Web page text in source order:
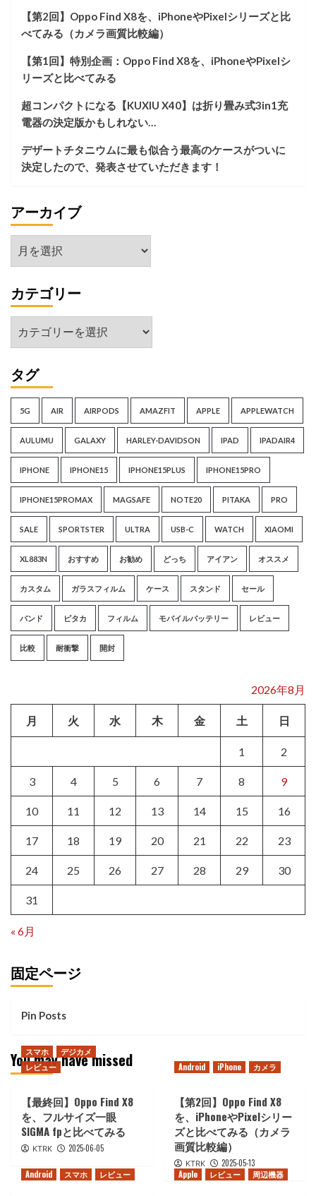
10K
Lite）
な
ゲ
ミ
ン
グ
ノ
ー
ト
ROG
Zephyrus
凄
い！
【第2回】Oppo Find X8を、iPhoneやPixelシリーズと比
べてみる（カメラ画質比較編）
【第1回】特別企画：Oppo Find X8を、iPhoneやPixelシ
リーズと比べてみる
超コンパクトになる【KUXIU X40】は折り畳み式3in1充
電器の決定版かもしれない…
デザートチタニウムに最も似合う最高のケースがついに
決定したので、発表させていただきます！
アーカイブ
ア
ー
イ
ブ
カテゴリー
テ
リ
ー
タグ
5G AIR AIRPODS AMAZFIT APPLE APPLEWATCH
AULUMU GALAXY HARLEY-DAVIDSON IPAD IPADAIR4
IPHONE IPHONE15 IPHONE15PLUS IPHONE15PRO
IPHONE15PROMAX MAGSAFE NOTE20 PITAKA PRO
SALE SPORTSTER ULTRA USB-C WATCH XIAOMI
XL883N おすすめ お勧め どっち アイアン オススメ
カスタム ガラスフィルム ケース スタンド セール
バンド ピタカ フィルム モバイルバッテリー レビュー
比較 耐衝撃 開封
2026年8月
月 火 水 木 金 土 日
1 2
3 4 5 6 7 8 9
10 11 12 13 14 15 16
17 18 19 20 21 22 23
24 25 26 27 28 29 30
31
« 6月
固定ページ
Pin Posts
You may have missed
スマホ
デジカメ
レビュー
【最終回】Oppo Find X8
を、フルサイズ一眼
SIGMA fpと比べてみる
KTRK 2025-06-05
Android iPhone カメラ
【第2回】Oppo Find X8
を、iPhoneやPixelシリー
ズと比べてみる（カメラ
画質比較編）
KTRK
2025-05-13
Android
スマホ レビュー Apple レビュー 周辺機器